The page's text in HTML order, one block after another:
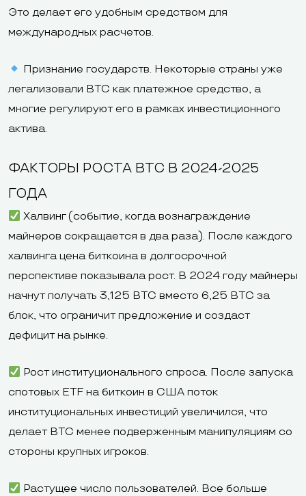
Это делает его удобным средством для
международных расчетов.
Признание государств. Некоторые страны уже
легализовали BTC как платежное средство, а
многие регулируют его в рамках инвестиционного
актива.
ФАКТОРЫ РОСТА BTC В 2024-2025
ГОДА
Халвинг (событие, когда вознаграждение
майнеров сокращается в два раза). После каждого
халвинга цена биткоина в долгосрочной
перспективе показывала рост. В 2024 году майнеры
начнут получать 3,125 BTC вместо 6,25 BTC за
блок, что ограничит предложение и создаст
дефицит на рынке.
Рост институционального спроса. После запуска
спотовых ETF на биткоин в США поток
институциональных инвестиций увеличился, что
делает BTC менее подверженным манипуляциям со
стороны крупных игроков.
Растущее число пользователей. Все больше